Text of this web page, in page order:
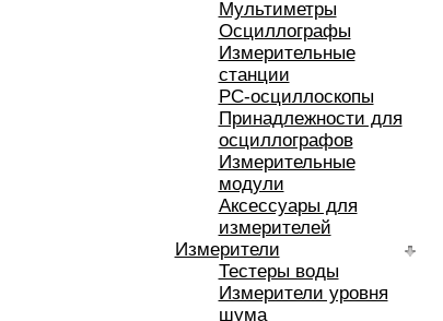
Мультиметры
Осциллографы
Измерительные
станции
РС-осциллоскопы
Принадлежности для
осциллографов
Измерительные
модули
Аксессуары для
измерителей
Измерители
Тестеры воды
Измерители уровня
шума